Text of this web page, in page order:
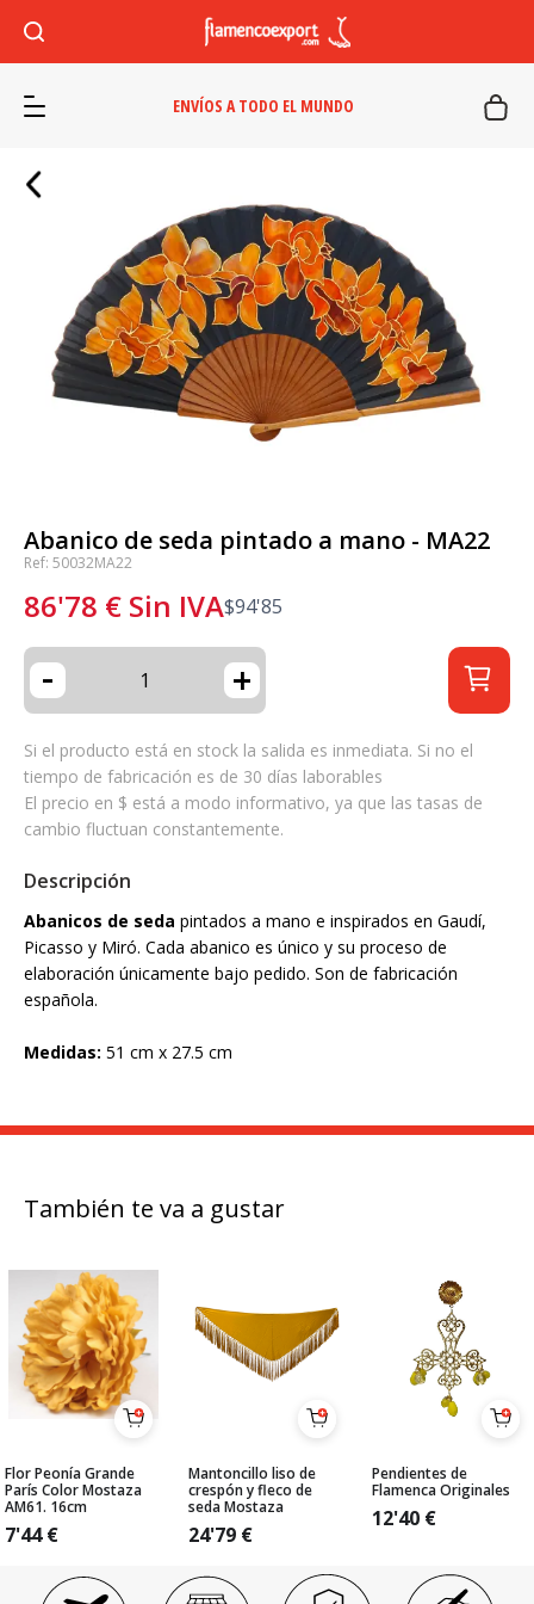
ENVÍOS A TODO EL MUNDO
Abanico de seda pintado a mano - MA22
Ref: 50032MA22
86'78 € Sin IVA$94'85
- +
Si el producto está en stock la salida es inmediata. Si no el
tiempo de fabricación es de 30 días laborables
El precio en $ está a modo informativo, ya que las tasas de
cambio fluctuan constantemente.
Descripción
Abanicos de seda pintados a mano e inspirados en Gaudí,
Picasso y Miró. Cada abanico es único y su proceso de
elaboración únicamente bajo pedido. Son de fabricación
española.
Medidas: 51 cm x 27.5 cm
También te va a gustar
Flor Peonía Grande
París Color Mostaza
AM61. 16cm
7'44€
Mantoncillo liso de
crespón y fleco de
seda Mostaza
24'79 €
Pendientes de
Flamenca Originales
12'40 €